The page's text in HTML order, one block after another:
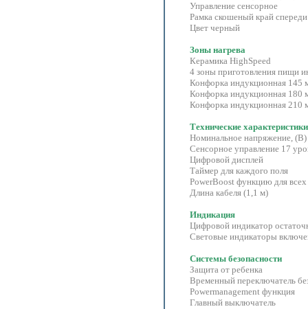
Управление сенсорное
Рамка скошеный край
Цвет черный
Зоны нагрева
Керамика HighSpeed
4 зоны приготовления пищи
Конфорка индукционная 145
Конфорка индукционная 180
Конфорка индукционная 210
Технические характеристики
Номинальное напряжение,
Сенсорное управление 17
Цифровой дисплей
Таймер для каждого поля
PowerBoost функцию для
Длина кабеля (1,1 м)
Индикация
Цифровой индикатор
Световые индикаторы
Системы безопасности
Защита от ребенка
Временный переключатель
Powermanagement функция
Главный выключатель